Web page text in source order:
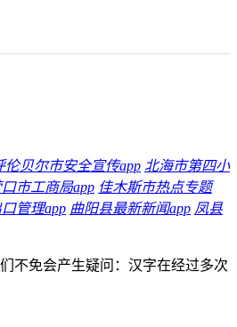
伦贝尔市安全宣传app 北海市第四小
口市工商局app 佳木斯市热点专题
管理app 曲阳县最新新闻app 凤县
不免会产生疑问：汉字在经过多次